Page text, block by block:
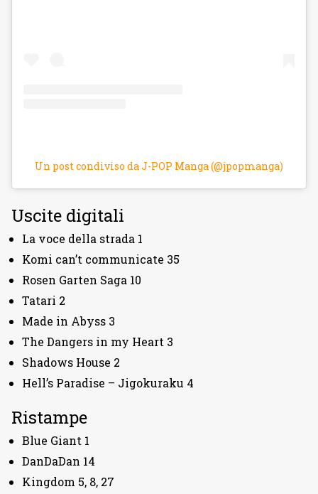
Un post condiviso da J-POP Manga (@jpopmanga)
Uscite digitali
La voce della strada 1
Komi can’t communicate 35
Rosen Garten Saga 10
Tatari 2
Made in Abyss 3
The Dangers in my Heart 3
Shadows House 2
Hell’s Paradise – Jigokuraku 4
Ristampe
Blue Giant 1
DanDaDan 14
Kingdom 5, 8, 27